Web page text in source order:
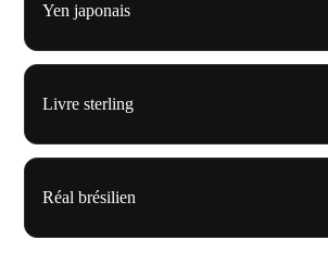
Yen japonais
Livre sterling
Réal brésilien